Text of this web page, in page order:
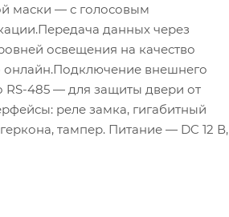
маски — с голосовым
данных через
освещения на качество
онлайн.Подключение внешнего
RS-485 — для защиты двери от
реле замка, гигабитный
тампер. Питание — DC 12 В,